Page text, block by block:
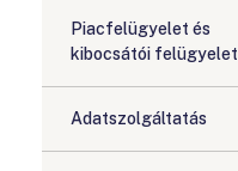
Piacfelügyelet és
kibocsátói felügyelet
Adatszolgáltatás